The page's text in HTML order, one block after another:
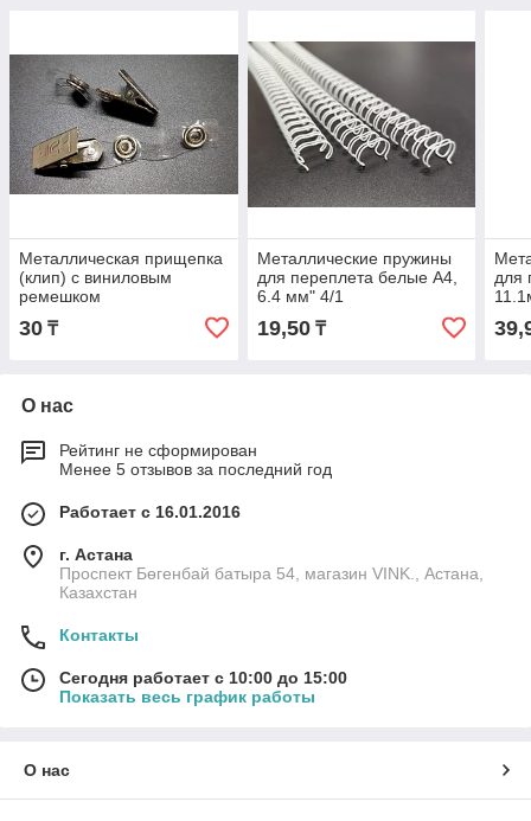
Металлическая прищепка
(клип) с виниловым
ремешком
30 ₸
Металлические пружины
для переплета белые А4,
6.4 мм" 4/1
19,50₸
для
О нас
Рейтинг не сформирован
Менее 5 отзывов за последний год
Работает с 16.01.2016
г. Астана
Проспект Бөгенбай батыра 54, магазин VINK., Астана,
Казахстан
Контакты
Сегодня работает с 10:00 до 15:00
Показать весь график работы
О нас